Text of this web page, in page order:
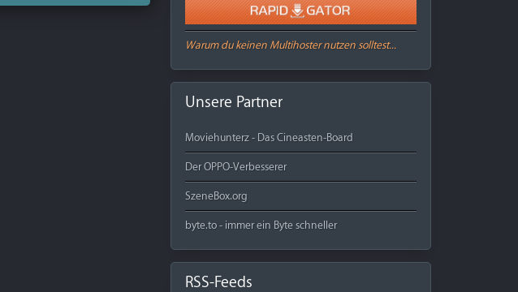
Warum du keinen Multihoster nutzen solltest...
Unsere Partner
Moviehunterz - Das Cineasten-Board
Der OPPO-Verbesserer
SzeneBox.org
byte.to - immer ein Byte schneller
RSS-Feeds